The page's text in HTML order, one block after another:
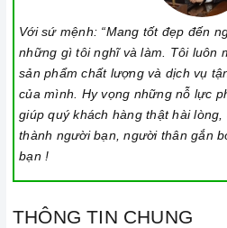
thường khoảng từ 10-35cm.
Lưu ý trong quá trình nấu
Đảm bảo đọc hướng dẫn sử
và dòng điện yêu cầu cũng như
Làm theo hướng dẫn của nhà
Đặt bếp trên bề mặt phẳng, ổn
Với sứ mệnh: “Mang tốt đẹp đến
những gì tôi nghĩ và làm. Tôi luôn
sản phẩm chất lượng và dịch vụ
của mình. Hy vọng những nỗ lực
giúp quý khách hàng thật hài
thành người bạn, người thân gắn
bạn !
THÔNG TIN CHUNG